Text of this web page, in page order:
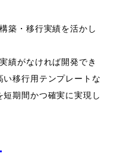
築・移行実績を活かし
績がなければ開発でき
い移行用テンプレートな
期間かつ確実に実現し